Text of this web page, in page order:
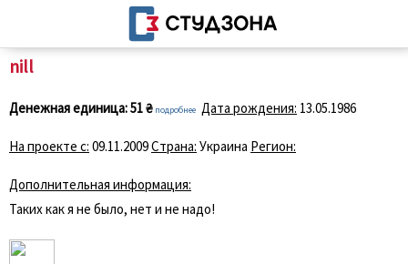
nill
Денежная единица:51 ₴ подробнее Дата рождения: 13.05.1986
На проекте с: 09.11.2009Страна: Украина Регион:
Дополнительная информация:
Таких как я не было, нет и не надо!